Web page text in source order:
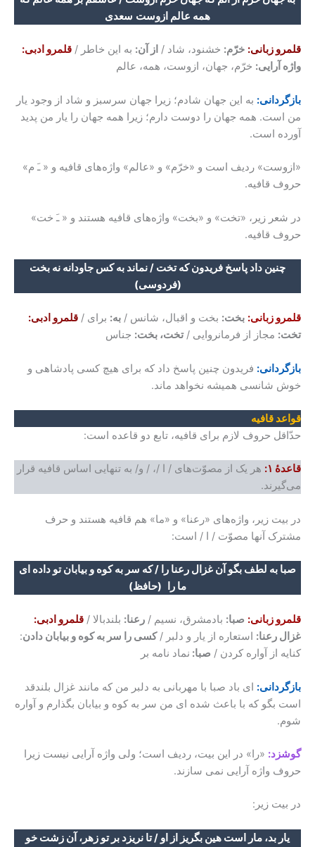
همه عالم ازوست سعدی
قلمرو زبانی: خرّم: خشنود، شاد / از آن: به این خاطر / قلمرو ادبی:
واژه آرایی: خرّم، جهان، ازوست، همه، عالم
بازگردانی: به این جهان شادم؛ زیرا جهان سرسبز و شاد از وجود یار
من است. همه جهان را دوست دارم؛ زیرا همه جهان را یار من پدید
آورده است.
«ازوست» ردیف است و «خرّم» و «عالم» واژه‌های قافیه و « ﹷ م»
حروف قافیه.
در شعر زیر، «تخت» و «بخت» واژه‌های قافیه هستند و « ﹷ خت»
حروف قافیه.
چنین داد پاسخ فریدون که تخت / نماند به کس جاودانه نه بخت
(فردوسی)
قلمرو زبانی: بخت: بخت و اقبال، شانس / به: برای / قلمرو ادبی:
تخت: مجاز از فرمانروایی /تخت، بخت: جناس
بازگردانی: فریدون چنین پاسخ داد که برای هیچ کسی پادشاهی و
خوش شانسی همیشه نخواهد ماند.
قواعد قافیه
حدّاقل حروف لازم برای قافیه، تابع دو قاعده است:
قاعدۀ ۱:
هر یک از مصوّت‌های / ا /، / و/ به تنهایی اساس قافیه قرار
می‌گیرند.
در بیت زیر، واژه‌های «رعنا» و «ما» هم قافیه هستند و حرف
مشترک آنها مصوّت / ا / است:
صبا به لطف بگو آن غزال رعنا را / که سر به کوه و بیابان تو داده ای
ما را
(حافظ)
قلمرو زبانی: صبا: بادمشرق، نسیم / رعنا: بلندبالا / قلمرو ادبی:
غزال رعنا: استعاره از یار و دلبر /کسی را سر به کوه و بیابان دادن:
کنایه از آواره کردن / صبا: نماد نامه بر
بازگردانی: ای باد صبا با مهربانی به دلبر من که مانند غزال بلندقد
است بگو که با باعث شده ای من سر به کوه و بیابان بگذارم و آواره
شوم.
گوشزد: «را» در این بیت، ردیف است؛ ولی واژه آرایی نیست زیرا
حروف واژه آرایی نمی سازند.
در بیت زیر:
یار بد، مار است هین بگریز از او / تا نریزد بر تو زهر، آن زشت خو